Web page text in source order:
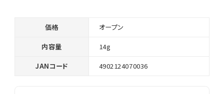
価格 オープン
内容量 14g
JANコード 4902124070036